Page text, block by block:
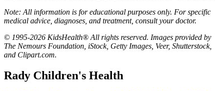
Note: All information is for educational purposes only. For specific
medical advice, diagnoses, and treatment, consult your doctor.
© 1995-2026 KidsHealth® All rights reserved. Images provided by
The Nemours Foundation, iStock, Getty Images, Veer, Shutterstock,
and Clipart.com.
Rady Children's Health